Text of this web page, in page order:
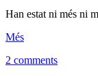
Han estat ni més ni
Més
2 comments